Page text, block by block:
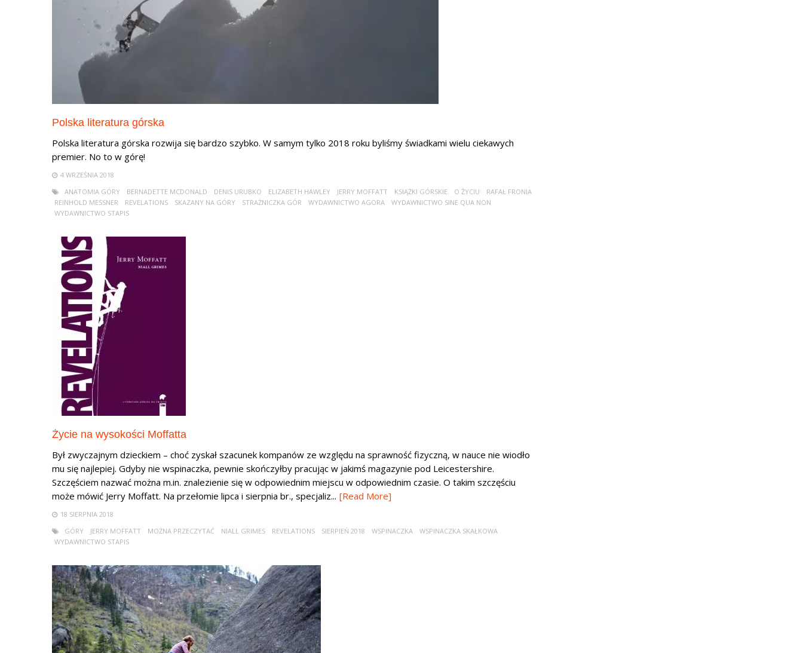
Polska literatura górska
Polska literatura górska rozwija się bardzo szybko. W samym tylko 2018 roku byliśmy świadkami wielu ciekawych
premier. No to w górę!
4 WRZEŚNIA 2018
ANATOMIA GÓRY
BERNADETTE MCDONALD DENIS URUBKO ELIZABETH HAWLEY JERRY MOFFATT KSIĄŻKI GÓRSKIE O ŻYCIU
RAFAŁ FRONIA
REINHOLD MESSNER
REVELATIONS SKAZANY NA GÓRY STRAŻNICZKA GÓR WYDAWNICTWO AGORA
WYDAWNICTWO SINE QUA NON
WYDAWNICTWO STAPIS
Życie na wysokości Moffatta
Był zwyczajnym dzieckiem – choć zyskał szacunek kompanów ze względu na sprawność fizyczną, w nauce nie wiodło
mu się najlepiej. Gdyby nie wspinaczka, pewnie skończyłby pracując w jakimś magazynie pod Leicestershire.
Szczęściem nazwać można m.in. znalezienie się w odpowiednim miejscu w odpowiednim czasie. O takim szczęściu
może mówić Jerry Moffatt. Na przełomie lipca i sierpnia br., specjaliz... [Read More]
18 SIERPNIA 2018
GÓRY
JERRY MOFFATT MOŻNA PRZECZYTAĆ NIALL GRIMES REVELATIONS SIERPIEŃ 2018 WSPINACZKA
WSPINACZKA SKAŁKOWA
WYDAWNICTWO STAPIS